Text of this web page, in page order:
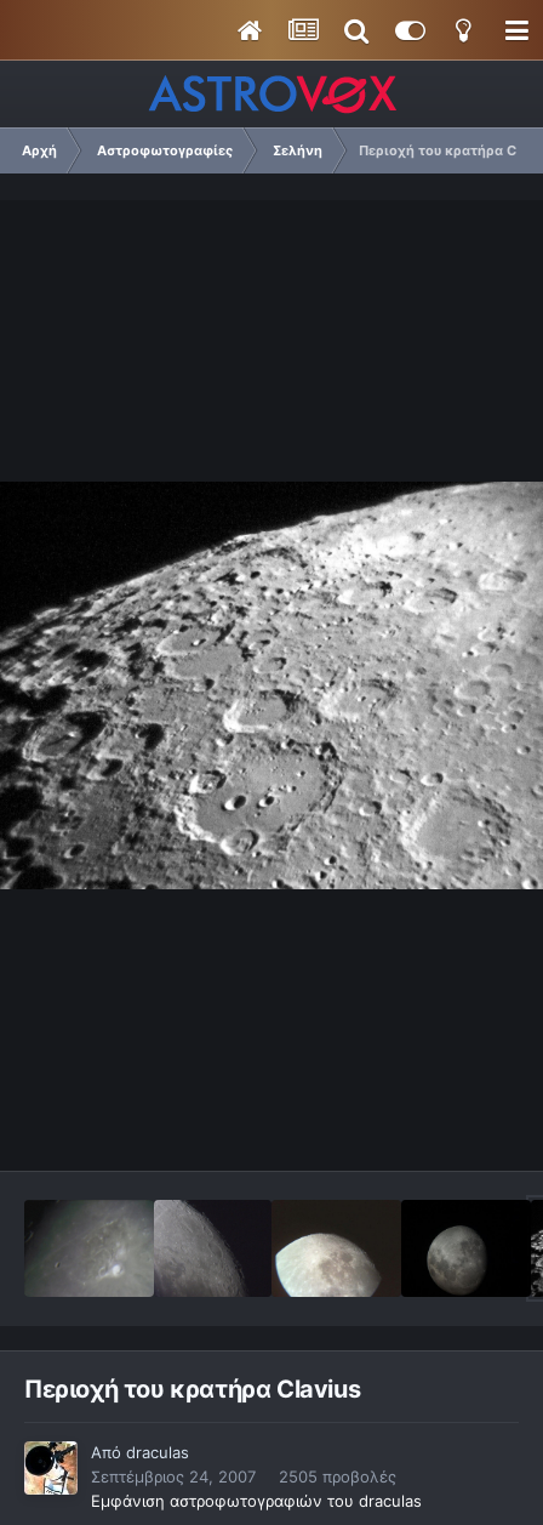
Αρχή Αστροφωτογραφίες Σελήνη Περιοχή του κρατήρα
Περιοχή του κρατήρα Clavius
Από draculas
Σεπτέμβριος 24, 2007
2505 προβολές
Εμφάνιση αστροφωτογραφιών του draculas